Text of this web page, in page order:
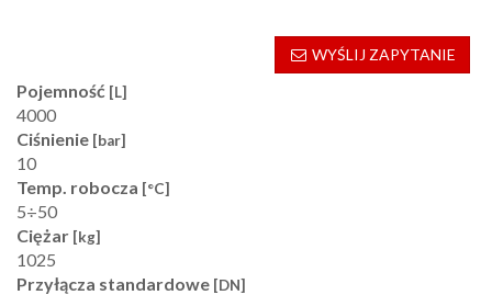
WYŚLIJ ZAPYTANIE
Pojemność [L]
4000
Ciśnienie [bar]
10
Temp. robocza [°C]
5÷50
Ciężar [kg]
1025
Przyłącza standardowe [DN]